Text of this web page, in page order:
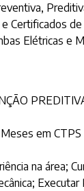
Certificados
Elétricas e
em CTPS
na área;
Executar